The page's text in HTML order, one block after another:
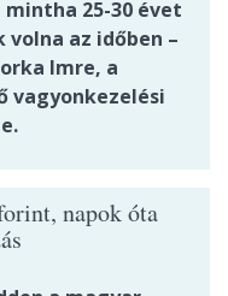
25-30 évet
az időben –
Imre, a
vagyonkezelési
napok óta